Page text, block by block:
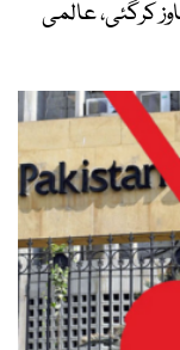
سے تجاوز کرگئی، عالمی